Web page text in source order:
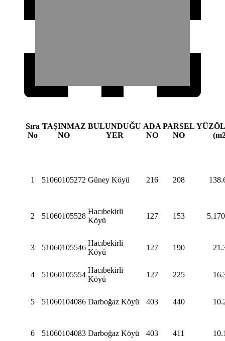
Sıra
No
TAŞINMAZ
NO
BULUNDUĞU
YER
ADA
NO
PARSEL
NO
1 51060105272 Güney Köyü 216 208
2 51060105528
Hacıbekirli
Köyü
127 153
3 51060105546
Hacıbekirli
Köyü
127 190
4 51060105554
Hacıbekirli
Köyü
127 225
5 51060104086 Darboğaz Köyü 403 440
6 51060104083 Darboğaz Köyü 403 411